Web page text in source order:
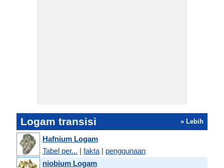
Logam transisi » Lebih
Hafnium Logam
Tabel per... | fakta | penggunaan
niobium Logam